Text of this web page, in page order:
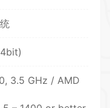
3.5 GHz / AMD